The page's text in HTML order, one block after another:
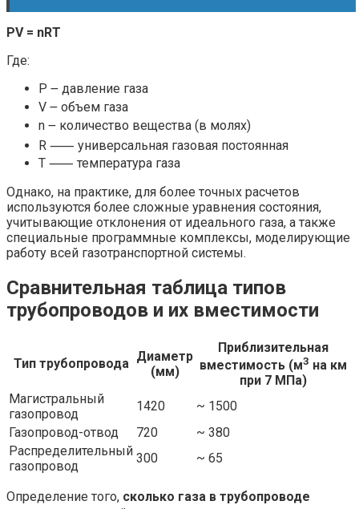
PV = nRT
Где:
P ౼ давление газа
V ౼ объем газа
n ౼ количество вещества (в молях)
R ⸺ универсальная газовая постоянная
T ⸺ температура газа
Однако, на практике, для более точных расчетов
используются более сложные уравнения состояния,
учитывающие отклонения от идеального газа, а также
специальные программные комплексы, моделирующие
работу всей газотранспортной системы.
Сравнительная таблица типов
трубопроводов и их вместимости
Тип трубопровода Диаметр
(мм)
Приблизительная
вместимость (м3 на км
при 7 МПа)
Магистральный
газопровод
1420
~ 1500
Газопровод-отвод
720
~ 380
Распределительный
газопровод
300 ~ 65
Определение того, сколько газа в трубопроводе